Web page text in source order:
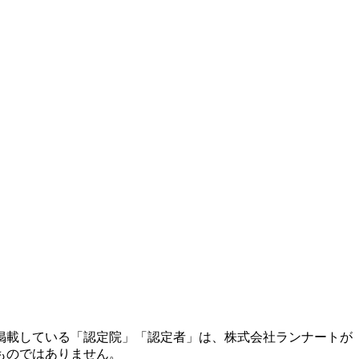
している「認定院」「認定者」は、株式会社ランナートが
ではありません。